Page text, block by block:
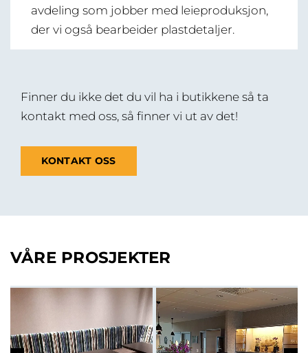
avdeling som jobber med leieproduksjon,
der vi også bearbeider plastdetaljer.
Finner du ikke det du vil ha i butikkene så ta
kontakt med oss, så finner vi ut av det!
KONTAKT OSS
VÅRE PROSJEKTER